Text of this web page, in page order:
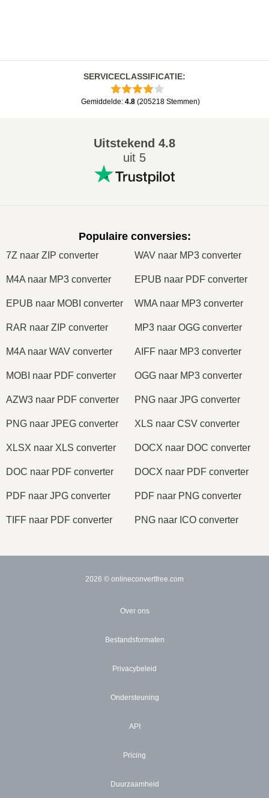
SERVICECLASSIFICATIE:
Gemiddelde: 4.8 (205218 Stemmen)
Uitstekend 4.8
uit 5
Populaire conversies:
7Z naar ZIP converter WAV naar MP3 converter
M4A naar MP3 converter EPUB naar PDF converter
EPUB naar MOBI converter WMA naar MP3 converter
RAR naar ZIP converter MP3 naar OGG converter
M4A naar WAV converter AIFF naar MP3 converter
MOBI naar PDF converter OGG naar MP3 converter
AZW3 naar PDF converter PNG naar JPG converter
PNG naar JPEG converter XLS naar CSV converter
XLSX naar XLS converter DOCX naar DOC converter
DOC naar PDF converter DOCX naar PDF converter
PDF naar JPG converter PDF naar PNG converter
TIFF naar PDF converter PNG naar ICO converter
2026 © onlineconvertfree.com
Over ons
Bestandsformaten
Privacybeleid
Ondersteuning
API
Pricing
Duurzaamheid